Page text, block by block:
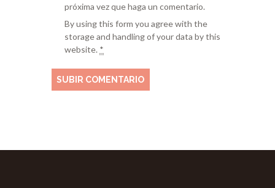
próxima vez que haga un comentario.
By using this form you agree with the
storage and handling of your data by this
website. *